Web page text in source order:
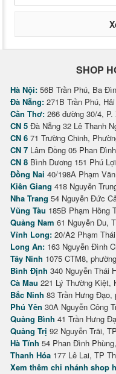
SHOP
Hà Nội: 56B Trần Phú, Ba
Đà Nẵng: 271B Trần Phú,
Cần Thơ: 266 đường 30/4,
CN 5 Đà Nẵng 32 Lê Thanh
CN 6 71 Trường Chinh,
CN 7 Lâm Đồng 05 Phan
CN 8 Bình Dương 151 Phú
Đồng Nai 40/198A Phạm
Kiên Giang 418 Nguyễn
Nha Trang 54 Nguyễn Đức
Vũng Tàu 185B Phạm Hồng
Quảng Nam 61 Nguyễn Du,
Vĩnh Long: 20/A2 Phạm
Long An: 163 Nguyễn Đình
Tây Ninh 1075 CTM8,
Bình Định 340 Nguyễn Thái
Cà Mau 221 Lý Thường Kiệt,
Bắc Ninh 83 Trần Hưng
Phú Yên 30A Nguyễn Công
Quảng Bình 41 Trần Hưng
Quảng Trị 92 Nguyễn Trãi,
Hà Tĩnh 54 Phan Đình
Thanh Hóa 177 Lê Lai, TP
Xem thêm chi nhánh shop